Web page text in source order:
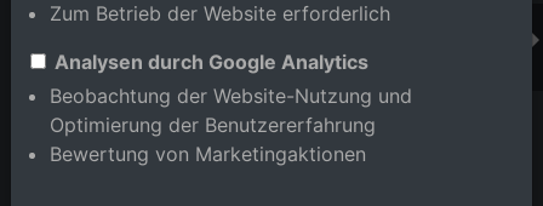
Zum Betrieb der Website erforderlich
Analysen durch Google Analytics
Beobachtung der Website-Nutzung und
Optimierung der Benutzererfahrung
Bewertung von Marketingaktionen